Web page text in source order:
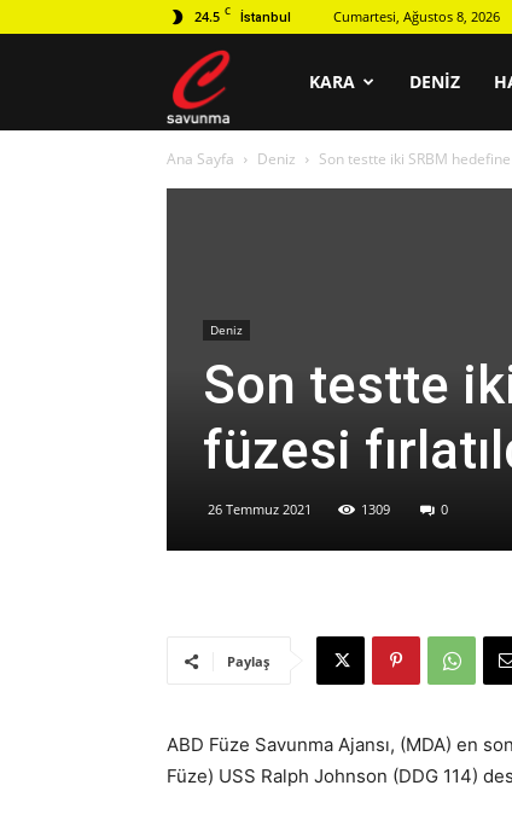
24.5 C İstanbul Cumartesi, Ağustos 8, 2026
KARA DENIZ
Ana Sayfa Deniz Son testte iki SRBM
Deniz
Son testte
füzesi
26 Temmuz 2021 1309 0
Paylaş
ABD Füze Savunma Ajansı, (MDA) en
Füze) USS Ralph Johnson (DDG 114)